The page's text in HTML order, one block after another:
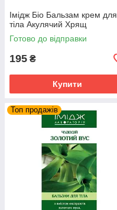
Імідж Біо Бальзам крем для
тіла Акулячий Хрящ
Готово до відправки
195 ₴
Купити
Топ продажів